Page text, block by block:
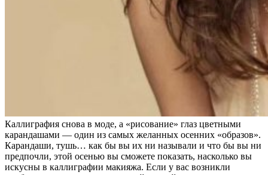
Каллиграфия снова в моде, а «рисование» глаз цветными
карандашами — один из самых желанных осенних «образов».
Карандаши, тушь… как бы вы их ни называли и что бы вы ни
предпочли, этой осенью вы сможете показать, насколько вы
искусны в каллиграфии макияжа. Если у вас возникли